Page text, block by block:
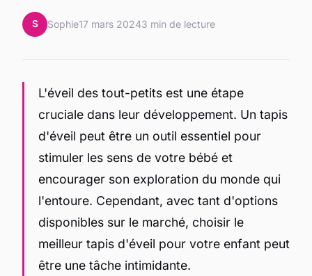
S Sophie17 mars 20243 min de lecture
L'éveil des tout-petits est une étape
cruciale dans leur développement. Un tapis
d'éveil peut être un outil essentiel pour
stimuler les sens de votre bébé et
encourager son exploration du monde qui
l'entoure. Cependant, avec tant d'options
disponibles sur le marché, choisir le
meilleur tapis d'éveil pour votre enfant peut
être une tâche intimidante.